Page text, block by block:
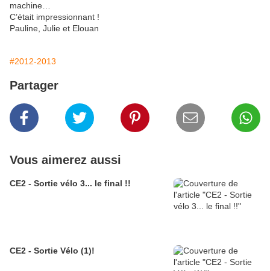
machine…
C’était impressionnant !
Pauline, Julie et Elouan
#2012-2013
Partager
Vous aimerez aussi
CE2 - Sortie vélo 3... le final !!
CE2 - Sortie Vélo (1)!